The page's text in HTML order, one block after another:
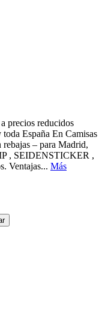
precios reducidos
España En Camisas
– para Madrid,
, SEIDENSTICKER ,
Ventajas... Más